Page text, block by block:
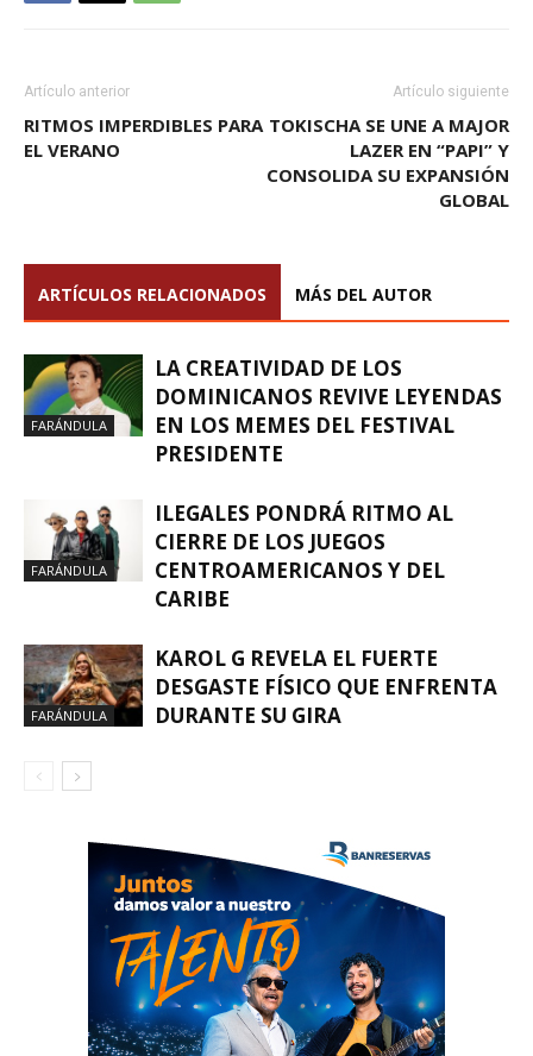
Artículo anterior
RITMOS IMPERDIBLES PARA
EL VERANO
Artículo siguiente
TOKISCHA SE UNE A MAJOR
LAZER EN “PAPI” Y
CONSOLIDA SU EXPANSIÓN
GLOBAL
ARTÍCULOS RELACIONADOS MÁS DEL AUTOR
FARÁNDULA
LA CREATIVIDAD DE LOS
DOMINICANOS REVIVE LEYENDAS
EN LOS MEMES DEL FESTIVAL
PRESIDENTE
FARÁNDULA
ILEGALES PONDRÁ RITMO AL
CIERRE DE LOS JUEGOS
CENTROAMERICANOS Y DEL
CARIBE
FARÁNDULA
KAROL G REVELA EL FUERTE
DESGASTE FÍSICO QUE ENFRENTA
DURANTE SU GIRA